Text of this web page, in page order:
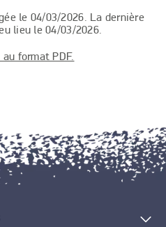
le 04/03/2026. La dernière
lieu le 04/03/2026.
au format PDF.